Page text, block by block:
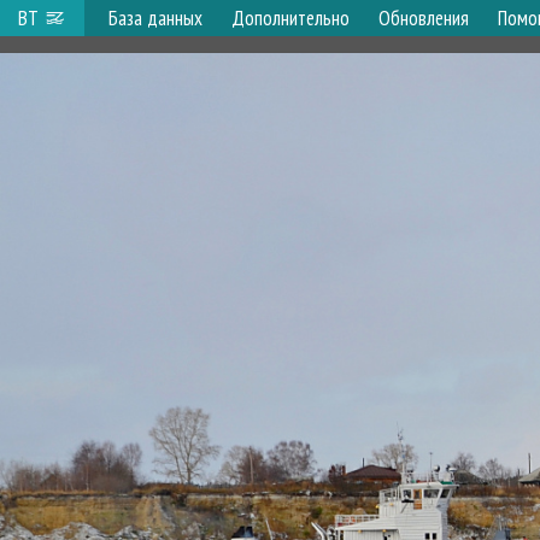
ВТ База данных Дополнительно Обновления